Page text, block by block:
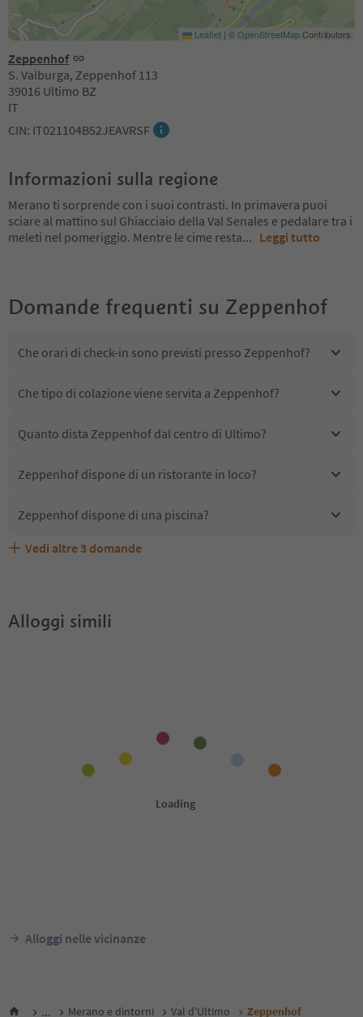
Zeppenhof
S. Valburga, Zeppenhof 113
39016 Ultimo BZ
IT
CIN: IT021104B52JEAVRSF
Leaflet | ©OpenStreetMapContributors
Informazioni sulla regione
Merano ti sorprende con i suoi contrasti. In primavera puoi
sciare al mattino sul Ghiacciaio della Val Senales e pedalare tra i
meleti nel pomeriggio. Mentre le cime resta... Leggi tutto
Domande frequenti su Zeppenhof
Che orari di check-in sono previsti presso Zeppenhof?
Che tipo di colazione viene servita a Zeppenhof?
Quanto dista Zeppenhof dal centro di Ultimo?
Zeppenhof dispone di un ristorante in loco?
Zeppenhof dispone di una piscina?
Zeppenhof accetta animali domestici?
Quali servizi/attività sono disponibili presso Zeppenhof?
Gli ospiti di Zeppenhof ricevono l'Alto Adige Guest Pass?
Vedi altre 3 domande
Alloggi simili
Alloggi nelle vicinanze
... Merano e dintorni Val d'Ultimo Zeppenhof